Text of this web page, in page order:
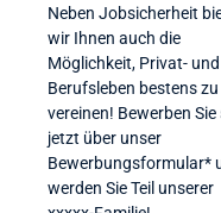
Neben Jobsicherheit
wir Ihnen auch die
Möglichkeit, Privat- und
Berufsleben bestens zu
vereinen! Bewerben Sie
jetzt über unser
Bewerbungsformular*
werden Sie Teil unserer